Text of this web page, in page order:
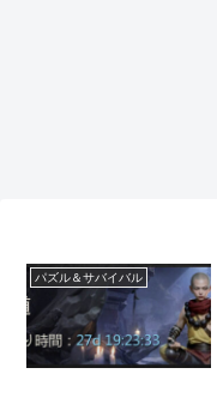
パズル＆サバイバル